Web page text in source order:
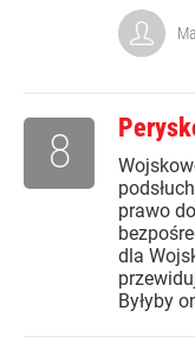
prawo
dla
Byłyby
8